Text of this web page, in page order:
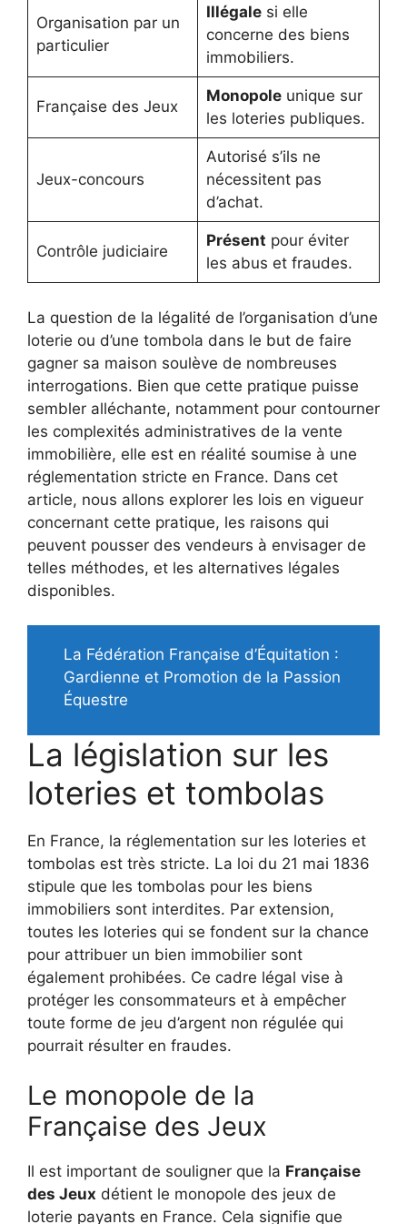
Organisation par un
particulier
Illégalesi elle
concerne des biens
immobiliers.
Française des Jeux
Monopoleunique sur
les loteries publiques.
Jeux-concours
Autorisé s’ils ne
nécessitent pas
d’achat.
Contrôle judiciaire
Présent pour éviter
les abus et fraudes.
La question de la légalité de l’organisation d’une
loterie ou d’une tombola dans le but de faire
gagner sa maison soulève de nombreuses
interrogations. Bien que cette pratique puisse
sembler alléchante, notamment pour contourner
les complexités administratives de la vente
immobilière, elle est en réalité soumise à une
réglementation stricte en France. Dans cet
article, nous allons explorer les lois en vigueur
concernant cette pratique, les raisons qui
peuvent pousser des vendeurs à envisager de
telles méthodes, et les alternatives légales
disponibles.
La Fédération Française d’Équitation :
Gardienne et Promotion de la Passion
Équestre
La législation sur les
loteries et tombolas
En France, la réglementation sur les loteries et
tombolas est très stricte. La loi du 21 mai 1836
stipule que les tombolas pour les biens
immobiliers sont interdites. Par extension,
toutes les loteries qui se fondent sur la chance
pour attribuer un bien immobilier sont
également prohibées. Ce cadre légal vise à
protéger les consommateurs et à empêcher
toute forme de jeu d’argent non régulée qui
pourrait résulter en fraudes.
Le monopole de la
Française des Jeux
Il est important de souligner que la Française
des Jeux détient le monopole des jeux de
loterie payants en France. Cela signifie que